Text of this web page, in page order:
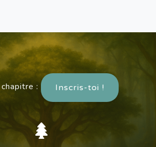
: Inscris-toi !